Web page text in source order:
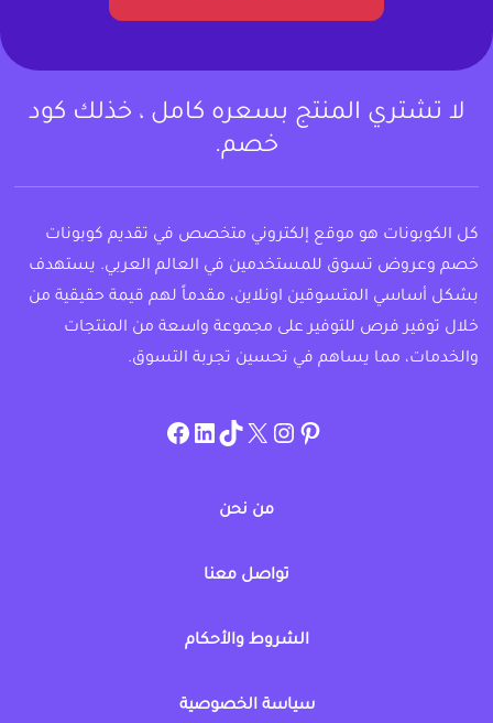
لا تشتري المنتج بسعره كامل ، خذلك كود
خصم.
كل الكوبونات هو موقع إلكتروني متخصص في تقديم كوبونات
خصم وعروض تسوق للمستخدمين في العالم العربي. يستهدف
بشكل أساسي المتسوقين اونلاين، مقدماً لهم قيمة حقيقية من
خلال توفير فرص للتوفير على مجموعة واسعة من المنتجات
والخدمات، مما يساهم في تحسين تجربة التسوق.
pinterest
allcouponat
twitter
TikTok
linkedin
facebook
من نحن
تواصل معنا
الشروط والأحكام
سياسة الخصوصية